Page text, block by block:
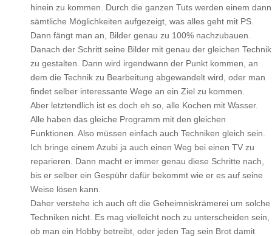
hinein zu kommen. Durch die ganzen Tuts werden einem dann
sämtliche Möglichkeiten aufgezeigt, was alles geht mit PS.
Dann fängt man an, Bilder genau zu 100% nachzubauen.
Danach der Schritt seine Bilder mit genau der gleichen Technik
zu gestalten. Dann wird irgendwann der Punkt kommen, an
dem die Technik zu Bearbeitung abgewandelt wird, oder man
findet selber interessante Wege an ein Ziel zu kommen.
Aber letztendlich ist es doch eh so, alle Kochen mit Wasser.
Alle haben das gleiche Programm mit den gleichen
Funktionen. Also müssen einfach auch Techniken gleich sein.
Ich bringe einem Azubi ja auch einen Weg bei einen TV zu
reparieren. Dann macht er immer genau diese Schritte nach,
bis er selber ein Gespühr dafür bekommt wie er es auf seine
Weise lösen kann.
Daher verstehe ich auch oft die Geheimniskrämerei um solche
Techniken nicht. Es mag vielleicht noch zu unterscheiden sein,
ob man ein Hobby betreibt, oder jeden Tag sein Brot damit